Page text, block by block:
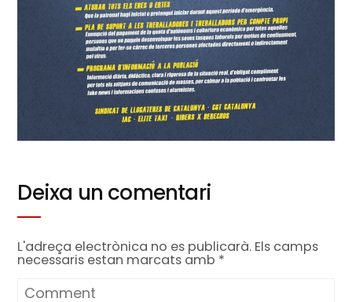
Deixa un comentari
L'adreça electrònica no es publicarà. Els camps
necessaris estan marcats amb *